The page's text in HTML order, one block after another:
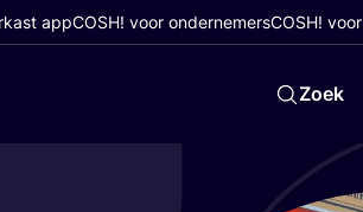
appCOSH! voor ondernemersCOSH!
Zoek